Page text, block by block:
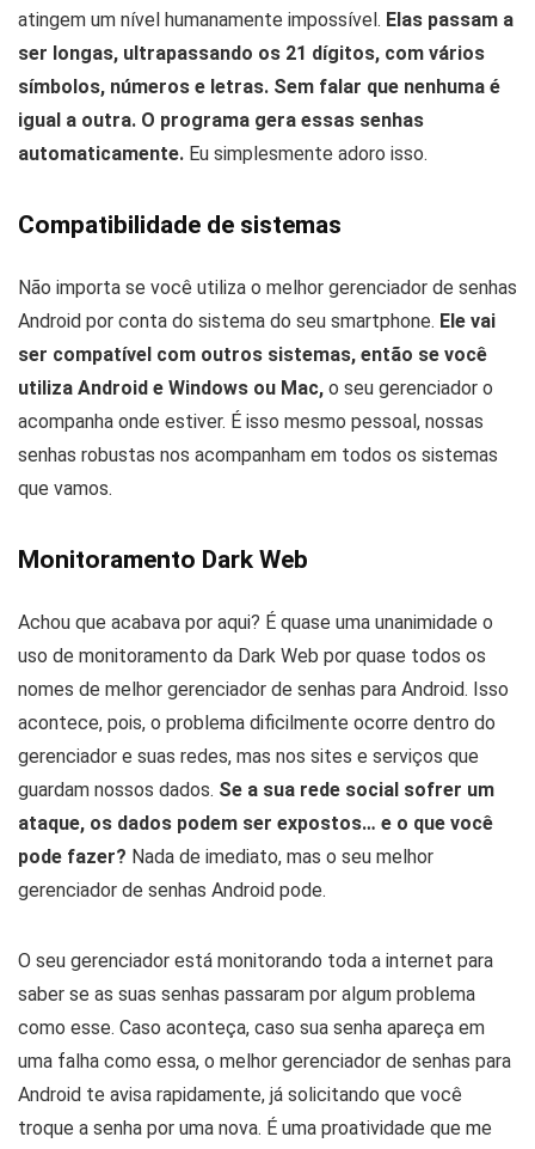
atingem um nível humanamente impossível. Elas passam a
ser longas, ultrapassando os 21 dígitos, com vários
símbolos, números e letras. Sem falar que nenhuma é
igual a outra. O programa gera essas senhas
automaticamente. Eu simplesmente adoro isso.
Compatibilidade de sistemas
Não importa se você utiliza o melhor gerenciador de senhas
Android por conta do sistema do seu smartphone. Ele vai
ser compatível com outros sistemas, então se você
utiliza Android e Windows ou Mac, o seu gerenciador o
acompanha onde estiver. É isso mesmo pessoal, nossas
senhas robustas nos acompanham em todos os sistemas
que vamos.
Monitoramento Dark Web
Achou que acabava por aqui? É quase uma unanimidade o
uso de monitoramento da Dark Web por quase todos os
nomes de melhor gerenciador de senhas para Android. Isso
acontece, pois, o problema dificilmente ocorre dentro do
gerenciador e suas redes, mas nos sites e serviços que
guardam nossos dados. Se a sua rede social sofrer um
ataque, os dados podem ser expostos… e o que você
pode fazer? Nada de imediato, mas o seu melhor
gerenciador de senhas Android pode.
O seu gerenciador está monitorando toda a internet para
saber se as suas senhas passaram por algum problema
como esse. Caso aconteça, caso sua senha apareça em
uma falha como essa, o melhor gerenciador de senhas para
Android te avisa rapidamente, já solicitando que você
troque a senha por uma nova. É uma proatividade que me